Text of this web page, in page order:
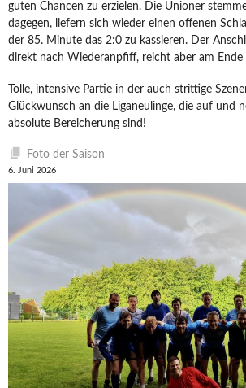
guten Chancen zu erzielen. Die Unioner
dagegen, liefern sich wieder einen offenen
der 85. Minute das 2:0 zu kassieren. Der
direkt nach Wiederanpfiff, reicht aber am Ende
Tolle, intensive Partie in der auch strittige
Glückwunsch an die Liganeulinge, die auf und
absolute Bereicherung sind!
Foto der Saison
6. Juni 2026